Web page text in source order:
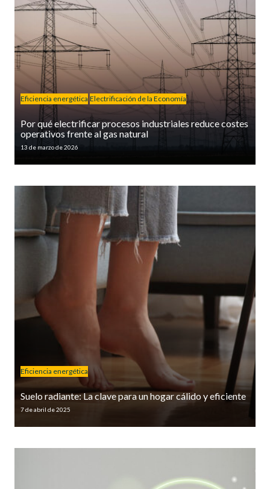
Eficiencia energética Electrificación de la Economía
Por qué electrificar procesos industriales reduce costes
operativos frente al gas natural
13 de marzo de 2026
Eficiencia energética
Suelo radiante: La clave para un hogar cálido y eficiente
7 de abril de 2025